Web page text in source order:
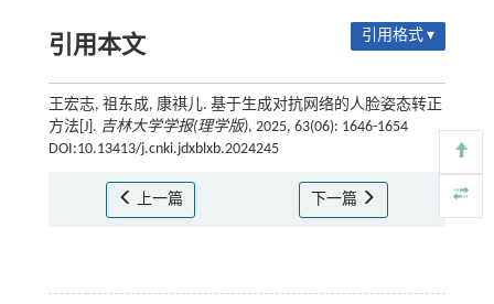
引用本文 引用格式 ▾
王宏志, 祖东成, 康祺儿. 基于生成对抗网络的人脸姿态转正
方法[J]. 吉林大学学报(理学版), 2025, 63(06): 1646-1654
DOI:10.13413/j.cnki.jdxblxb.2024245
上一篇 下一篇